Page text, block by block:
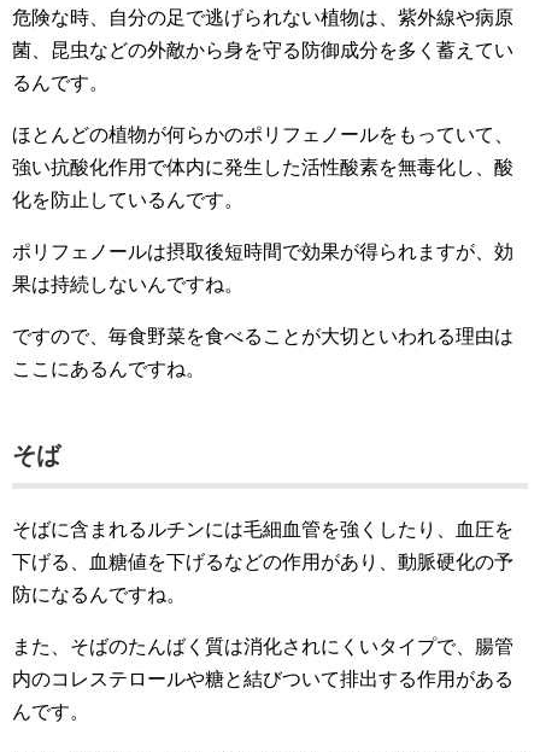
危険な時、自分の足で逃げられない植物は、紫外線や病原
菌、昆虫などの外敵から身を守る防御成分を多く蓄えてい
るんです。
ほとんどの植物が何らかのポリフェノールをもっていて、
強い抗酸化作用で体内に発生した活性酸素を無毒化し、酸
化を防止しているんです。
ポリフェノールは摂取後短時間で効果が得られますが、効
果は持続しないんですね。
ですので、毎食野菜を食べることが大切といわれる理由は
ここにあるんですね。
そば
そばに含まれるルチンには毛細血管を強くしたり、血圧を
下げる、血糖値を下げるなどの作用があり、動脈硬化の予
防になるんですね。
また、そばのたんばく質は消化されにくいタイプで、腸管
内のコレステロールや糖と結びついて排出する作用がある
んです。